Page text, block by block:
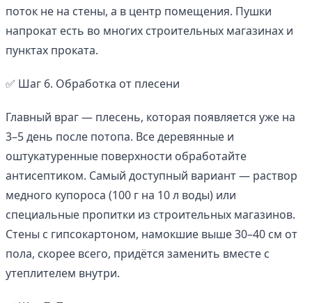
поток не на стены, а в центр помещения. Пушки
напрокат есть во многих строительных магазинах и
пунктах проката.
✅ Шаг 6. Обработка от плесени
Главный враг — плесень, которая появляется уже на
3–5 день после потопа. Все деревянные и
оштукатуренные поверхности обработайте
антисептиком. Самый доступный вариант — раствор
медного купороса (100 г на 10 л воды) или
специальные пропитки из строительных магазинов.
Стены с гипсокартоном, намокшие выше 30–40 см от
пола, скорее всего, придётся заменить вместе с
утеплителем внутри.